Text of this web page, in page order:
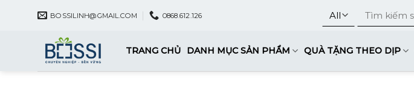
BOSSILINH@GMAIL.COM 0868.612.126
TRANG CHỦ DANH MỤC SẢN PHẨM QUÀ TẶNG THEO DỊP